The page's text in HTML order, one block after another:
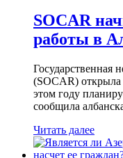
SOCAR
работы в
Государственная
(SOCAR) открыла
этом году
сообщила
Читать далее